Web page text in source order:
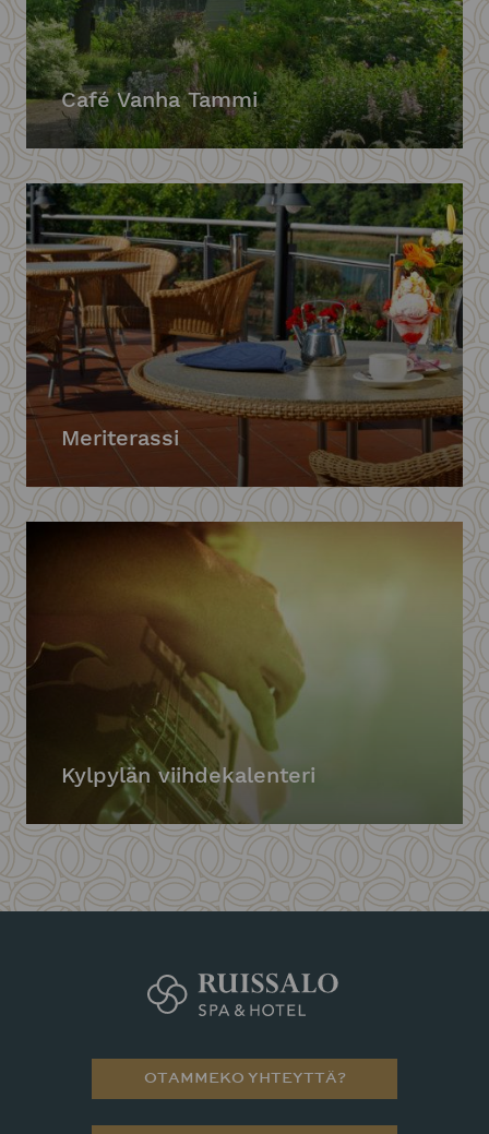
Café Vanha Tammi
Meriterassi
Kylpylän viihdekalenteri
OTAMMEKO YHTEYTTÄ?